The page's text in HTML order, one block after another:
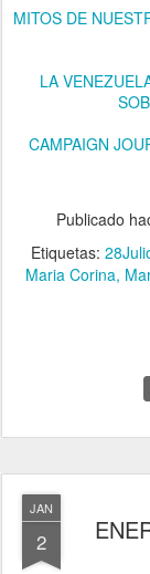
MITOS DE
LA
CAMPAIGN
Publicado
Etiquetas:
Maria Corina
JAN
2